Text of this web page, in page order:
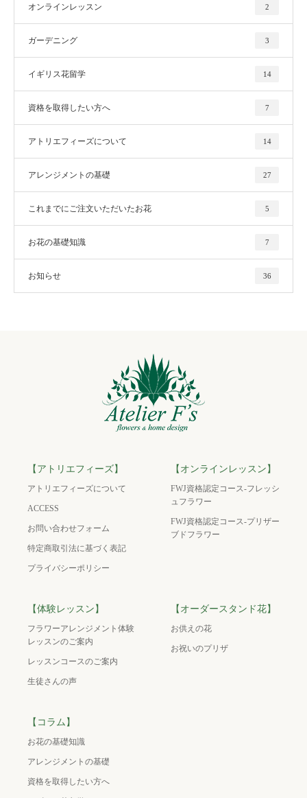
オンラインレッスン 2
ガーデニング 3
イギリス花留学 14
資格を取得したい方へ 7
アトリエフィーズについて 14
アレンジメントの基礎 27
これまでにご注文いただいたお花 5
お花の基礎知識 7
お知らせ 36
【アトリエフィーズ】
アトリエフィーズについて
ACCESS
お問い合わせフォーム
特定商取引法に基づく表記
プライバシーポリシー
【オンラインレッスン】
FWJ資格認定コース-フレッシ
ュフラワー
FWJ資格認定コース-プリザー
ブドフラワー
【体験レッスン】
フラワーアレンジメント体験
レッスンのご案内
レッスンコースのご案内
生徒さんの声
【オーダースタンド花】
お供えの花
お祝いのプリザ
【コラム】
お花の基礎知識
アレンジメントの基礎
資格を取得したい方へ